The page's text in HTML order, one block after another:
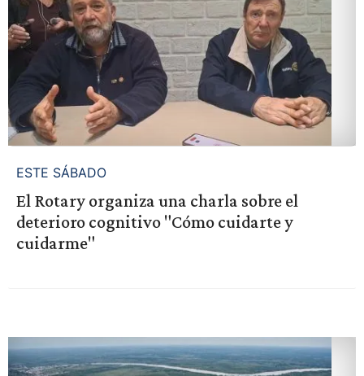
ESTE SÁBADO
El Rotary organiza una charla sobre el
deterioro cognitivo "Cómo cuidarte y
cuidarme"